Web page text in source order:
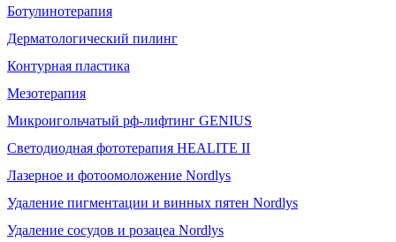
Ботулинотерапия
Дерматологический пилинг
Контурная пластика
Мезотерапия
Микроигольчатый рф-лифтинг GENIUS
Светодиодная фототерапия HEALITE II
Лазерное и фотоомоложение Nordlys
Удаление пигментации и винных пятен Nordlys
Удаление сосудов и розацеа Nordlys